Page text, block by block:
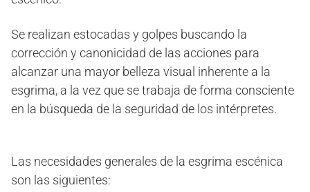
Se realizan estocadas y golpes buscando la
corrección y canonicidad de las acciones para
alcanzar una mayor belleza visual inherente a la
esgrima, a la vez que se trabaja de forma consciente
en la búsqueda de la seguridad de los intérpretes.
Las necesidades generales de la esgrima escénica
son las siguientes: